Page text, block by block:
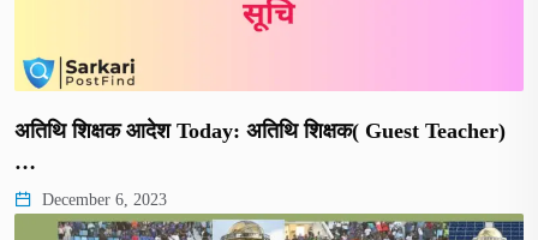
अतिथि शिक्षक आदेश Today: अतिथि शिक्षक( Guest Teacher)
…
December 6, 2023